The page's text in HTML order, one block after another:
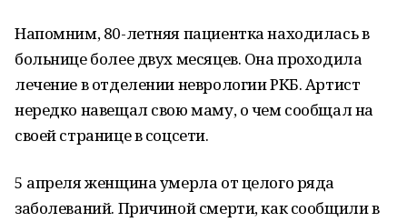
Напомним, 80-летняя пациентка находилась в
больнице более двух месяцев. Она проходила
лечение в отделении неврологии РКБ. Артист
нередко навещал свою маму, о чем сообщал на
своей странице в соцсети.
5 апреля женщина умерла от целого ряда
заболеваний. Причиной смерти, как сообщили в